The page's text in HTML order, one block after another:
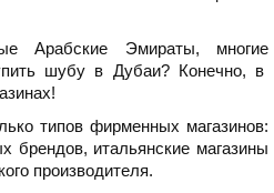
Арабские Эмираты, многие
шубу в Дубаи? Конечно, в
типов фирменных магазинов:
брендов, итальянские магазины
производителя.